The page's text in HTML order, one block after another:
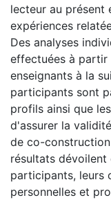
lecteur au présent
expériences
Des analyses
effectuées à partir
enseignants à la
participants sont
profils ainsi que
d'assurer la
de co-
résultats dévoilent
participants, leurs
personnelles et